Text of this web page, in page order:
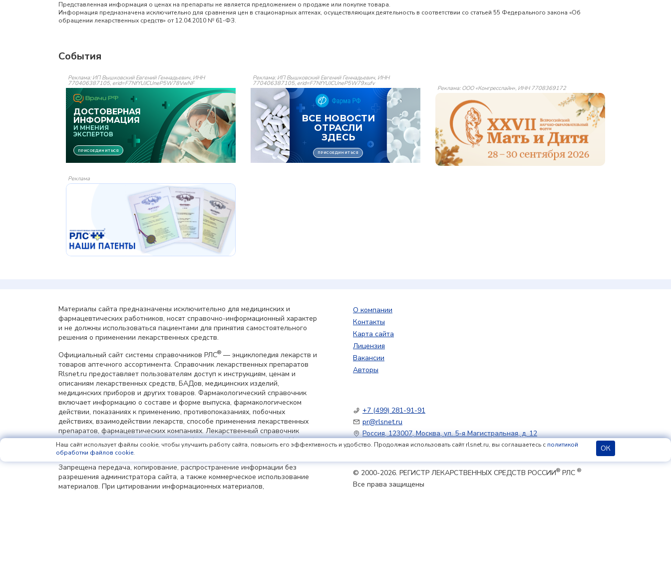
Представленная информация о ценах на препараты не является предложением о продаже или покупке товара.
Информация предназначена исключительно для сравнения цен в стационарных аптеках, осуществляющих деятельность в соответствии со статьей 55 Федерального закона «Об
обращении лекарственных средств» от 12.04.2010 № 61-ФЗ.
События
Реклама: ИП Вышковский Евгений Геннадьевич, ИНН
770406387105, erid=F7NfYUJCUneP5W78VwNF
Реклама: ИП Вышковский Евгений Геннадьевич, ИНН
770406387105, erid=F7NfYUJCUneP5W79xufv
Реклама: ООО «Конгресслайн», ИНН 7708369172
Реклама
Материалы сайта предназначены исключительно для медицинских и
фармацевтических работников, носят справочно-информационный характер
и не должны использоваться пациентами для принятия самостоятельного
решения о применении лекарственных средств.
Официальный сайт системы справочников РЛС® — энциклопедия лекарств и
товаров аптечного ассортимента. Справочник лекарственных препаратов
Rlsnet.ru предоставляет пользователям доступ к инструкциям, ценам и
описаниям лекарственных средств, БАДов, медицинских изделий,
медицинских приборов и других товаров. Фармакологический справочник
включает информацию о составе и форме выпуска, фармакологическом
действии, показаниях к применению, противопоказаниях, побочных
действиях, взаимодействии лекарств, способе применения лекарственных
препаратов, фармацевтических компаниях. Лекарственный справочник
содержит цены на лекарства и товары фармацевтического рынка в Москве
и других городах России.
Запрещена передача, копирование, распространение информации без
разрешения администратора сайта, а также коммерческое использование
материалов. При цитировании информационных материалов,
О компании
Контакты
Карта сайта
Лицензия
Вакансии
Авторы
+7 (499) 281-91-91
pr@rlsnet.ru
Россия, 123007, Москва, ул. 5-я Магистральная, д. 12
© 2000-2026. РЕГИСТР ЛЕКАРСТВЕННЫХ СРЕДСТВ РОССИИ® РЛС ®
Все права защищены
Наш сайт использует файлы cookie, чтобы улучшить работу сайта, повысить его эффективность и удобство. Продолжая использовать сайт rlsnet.ru, вы соглашаетесь с политикой
обработки файлов cookie. ОК